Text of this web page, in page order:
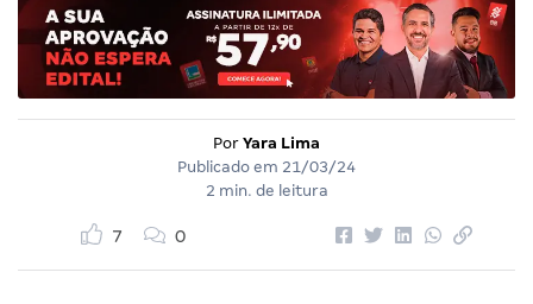
Por Yara Lima
Publicado em 21/03/24
2 min. de leitura
7 0